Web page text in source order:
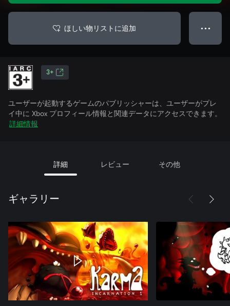
ほしい物リストに追加 ● ● ●
3+
ユーザーが起動するゲームのパブリッシャーは、ユーザーがプレ
イ中に Xbox プロフィール情報と関連データにアクセスできます。
詳細情報
詳細 レビュー その他
ギャラリー